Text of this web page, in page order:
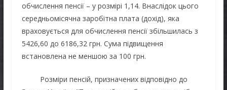
обчислення пенсії – у розмірі 1,14. Внаслідок цього
середньомісячна заробітна плата (дохід), яка
враховується для обчислення пенсії збільшилась з
5426,60 до 6186,32 грн. Сума підвищення
встановлена не меншою за 100 грн.
Розміри пенсій, призначених відповідно до